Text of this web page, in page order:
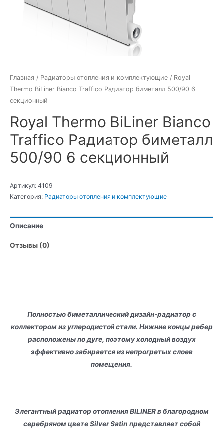
Главная / Радиаторы отопления и комплектующие / Royal
Thermo BiLiner Bianco Traffico Радиатор биметалл 500/90 6
секционный
Royal Thermo BiLiner Bianco
Traffico Радиатор биметалл
500/90 6 секционный
Артикул: 4109
Категория: Радиаторы отопления и комплектующие
Описание
Отзывы (0)
Полностью биметаллический дизайн-радиатор с
коллектором из углеродистой стали. Нижние концы ребер
расположены по дуге, поэтому холодный воздух
эффективно забирается из непрогретых слоев
помещения.
Элегантный радиатор отопления BILINER в благородном
серебряном цвете Silver Satin представляет собой